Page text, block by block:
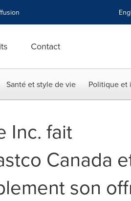
Contact
Santé et style de vie Politique et
Inc. fait
Canada
son